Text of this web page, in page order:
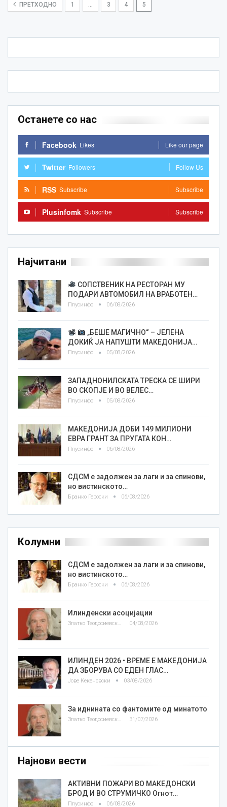
ПРЕТХОДНО 1 … 3 4 5
Останете со нас
Facebook Likes Like our page
Twitter Followers Follow Us
RSS Subscribe Subscribe
Plusinfomk Subscribe Subscribe
Најчитани
СОПСТВЕНИК НА РЕСТОРАН МУ
ПОДАРИ АВТОМОБИЛ НА ВРАБОТЕН…
Плусинфо 06/08/2026
„БЕШЕ МАГИЧНО“ – ЈЕЛЕНА
ДОКИЌ ЈА НАПУШТИ МАКЕДОНИЈА…
Плусинфо 05/08/2026
ЗАПАДНОНИЛСКАТА ТРЕСКА СЕ ШИРИ
ВО СКОПЈЕ И ВО ВЕЛЕС…
Плусинфо 05/08/2026
МАКЕДОНИЈА ДОБИ 149 МИЛИОНИ
ЕВРА ГРАНТ ЗА ПРУГАТА КОН…
Плусинфо 06/08/2026
СДСМ е задолжен за лаги и за спинови,
но вистинското…
Бранко Героски 06/08/2026
Колумни
СДСМ е задолжен за лаги и за спинови,
но вистинското…
Бранко Героски 06/08/2026
Илинденски асоцијации
04/08/2026
ИЛИНДЕН 2026 • ВРЕМЕ Е МАКЕДОНИЈА
ДА ЗБОРУВА СО ЕДЕН ГЛАС…
Јове Кекеновски 03/08/2026
За иднината со фантомите од минатото
Златко Теодосиевски 31/07/2026
Најнови вести
АКТИВНИ ПОЖАРИ ВО МАКЕДОНСКИ
БРОД И ВО СТРУМИЧКО Огнот…
Плусинфо 06/08/2026